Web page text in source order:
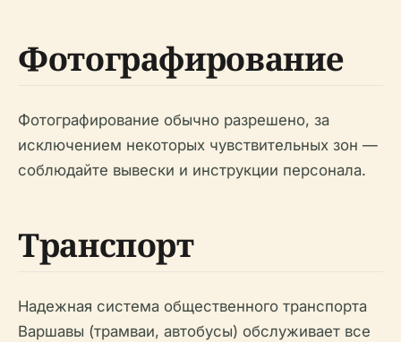
Фотографирование
Фотографирование обычно разрешено, за
исключением некоторых чувствительных зон —
соблюдайте вывески и инструкции персонала.
Транспорт
Надежная система общественного транспорта
Варшавы (трамваи, автобусы) обслуживает все